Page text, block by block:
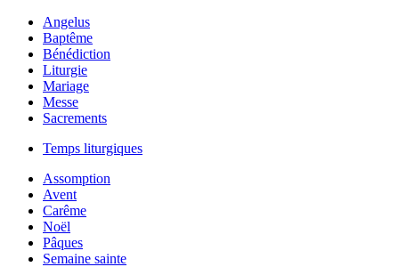
Angelus
Baptême
Bénédiction
Liturgie
Mariage
Messe
Sacrements
Temps liturgiques
Assomption
Avent
Carême
Noël
Pâques
Semaine sainte